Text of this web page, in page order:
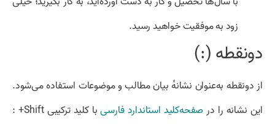
‌زود به موفقیت خواهید رسید.
دونقطه (:)
از دونقطه به‌عنوان نشانهٔ بیان مطالب و موضوعات استفاده می‌شود.
این نشانه را در صفحه‌کلید استاندارد فارسی
با کلید ترکیبی Shift+ :